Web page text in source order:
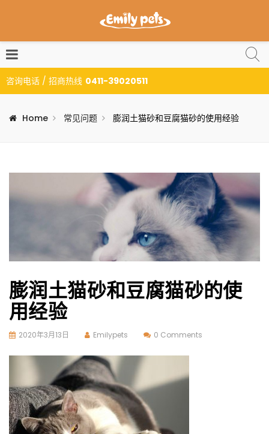
咨询电话 / 招商热线 0411-39020511
Home 常见问题 膨润土猫砂和豆腐猫砂的使用经验
膨润土猫砂和豆腐猫砂的使
用经验
2020年3月13日 Emilypets 0 Comments